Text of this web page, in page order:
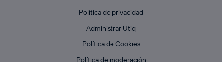
Política de privacidad
Administrar Utiq
Política de Cookies
Política de moderación